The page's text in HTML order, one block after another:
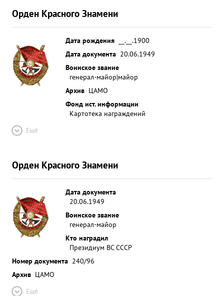
Орден Красного Знамени
Дата рождения
__.__.1900
Дата документа 20.06.1949
Воинское звание
генерал-майор|майор
Архив ЦАМО
Фонд ист. информации
Картотека награждений
Ещё
Орден Красного Знамени
Дата документа
20.06.1949
Воинское звание
генерал-майор
Кто наградил
Президиум ВС СССР
Номер документа 240/96
Архив ЦАМО
Ещё